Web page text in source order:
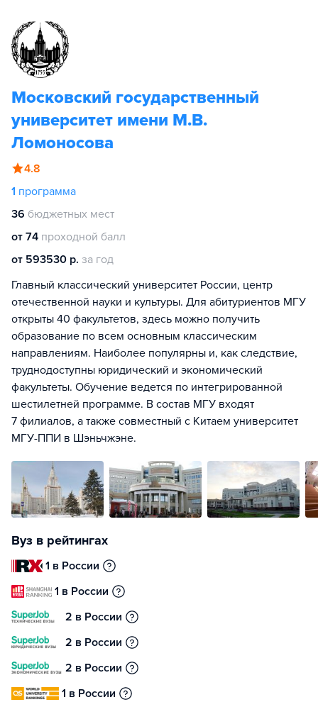
Московский государственный
университет имени М.В.
Ломоносова
4.8
1 программа
36 бюджетных мест
от 74 проходной балл
от 593530 р. за год
Главный классический университет России, центр
отечественной науки и культуры. Для абитуриентов МГУ
открыты 40 факультетов, здесь можно получить
образование по всем основным классическим
направлениям. Наиболее популярны и, как следствие,
труднодоступны юридический и экономический
факультеты. Обучение ведется по интегрированной
шестилетней программе. В состав МГУ входят
7 филиалов, а также совместный с Китаем университет
МГУ-ППИ в Шэньчжэне.
Вуз в рейтингах
1 в России
1 в России
2 в России
2 в России
2 в России
1 в России